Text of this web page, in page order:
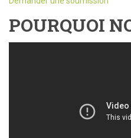
POURQUOI